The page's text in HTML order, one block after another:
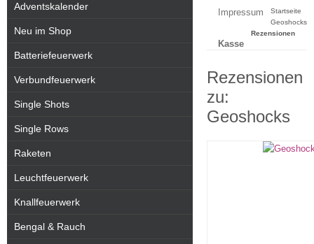
Impressum
Kasse
Startseite
Geoshocks
Rezensionen
Rezensionen
zu:
Geoshocks
Adventskalender
Neu im Shop
Batteriefeuerwerk
Verbundfeuerwerk
Single Shots
Single Rows
Raketen
Leuchtfeuerwerk
Knallfeuerwerk
Bengal & Rauch